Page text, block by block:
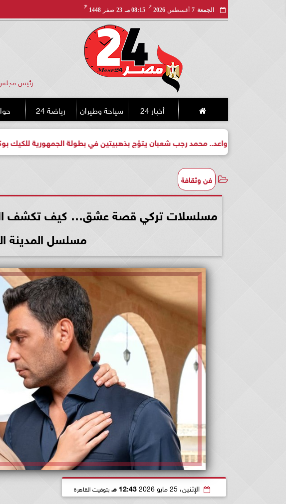
الجمعة 7 أغسطس 2026
مـ
08:15 مـ 23 صفر 1448
هـ
رئيس مجلس
أخبار 24 سياحة وطيران رياضة 24
واعد.. محمد رجب شعبان يتوّج بذهبيتين في بطولة الجمهورية للكيك بوكسينج
فن وثقافة
مسلسلات تركي قصة عشق… كيف تكشف
مسلسل المدينة
الإثنين، 25 مايو 2026 12:43 مـ بتوقيت القاهرة